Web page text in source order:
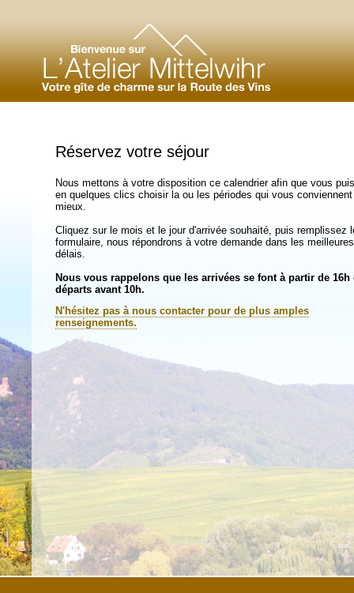
Réservez votre séjour
Nous mettons à votre disposition ce calendrier afin que vous
en quelques clics choisir la ou les périodes qui vous
mieux.
Cliquez sur le mois et le jour d'arrivée souhaité, puis remplissez
formulaire, nous répondrons à votre demande dans les meilleures
délais.
Nous vous rappelons que les arrivées se font à partir de 16h
départs avant 10h.
N'hésitez pas à nous contacter pour de plus amples
renseignements.